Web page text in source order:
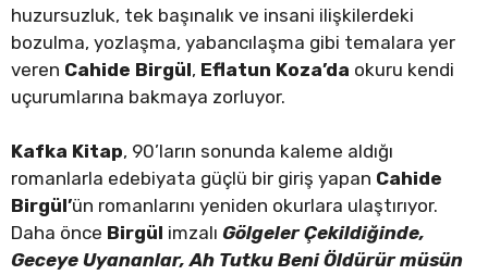
huzursuzluk, tek başınalık ve insani ilişkilerdeki
bozulma, yozlaşma, yabancılaşma gibi temalara yer
veren Cahide Birgül, Eflatun Koza’da okuru kendi
uçurumlarına bakmaya zorluyor.
Kafka Kitap, 90’ların sonunda kaleme aldığı
romanlarla edebiyata güçlü bir giriş yapan Cahide
Birgül’ün romanlarını yeniden okurlara ulaştırıyor.
Daha önce Birgül imzalı Gölgeler Çekildiğinde,
Geceye Uyananlar, Ah Tutku Beni Öldürür müsün